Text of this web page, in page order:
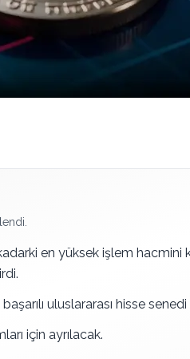
en yüksek işlem hacmini
uluslararası hisse senedi
için ayrılacak.